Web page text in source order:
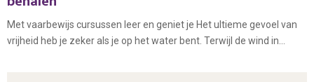
Met vaarbewijs cursussen leer en geniet je Het ultieme gevoel van
vrijheid heb je zeker als je op het water bent. Terwijl de wind in...